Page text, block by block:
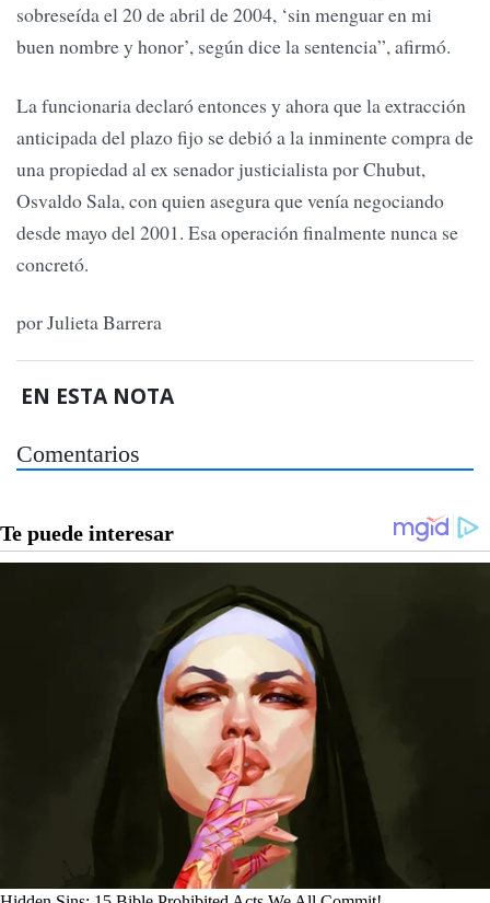
sobreseída el 20 de abril de 2004, ‘sin menguar en mi
buen nombre y honor’, según dice la sentencia”, afirmó.
La funcionaria declaró entonces y ahora que la extracción
anticipada del plazo fijo se debió a la inminente compra de
una propiedad al ex senador justicialista por Chubut,
Osvaldo Sala, con quien asegura que venía negociando
desde mayo del 2001. Esa operación finalmente nunca se
concretó.
por Julieta Barrera
EN ESTA NOTA
Comentarios